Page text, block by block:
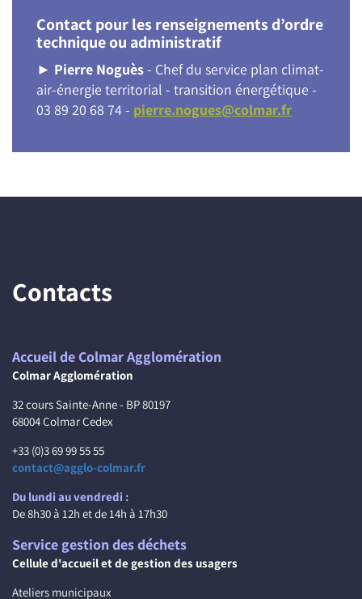
Contact pour les renseignements d’ordre
technique ou administratif
► Pierre Noguès- Chef du service plan climat-
air-énergie territorial - transition énergétique -
03 89 20 68 74 - pierre.nogues@colmar.fr
Contacts
Accueil de Colmar Agglomération
Colmar Agglomération
32 cours Sainte-Anne - BP 80197
68004 Colmar Cedex
+33 (0)3 69 99 55 55
contact@agglo-colmar.fr
Du lundi au vendredi :
De 8h30 à 12h et de 14h à 17h30
Service gestion des déchets
Cellule d'accueil et de gestion des usagers
Ateliers municipaux